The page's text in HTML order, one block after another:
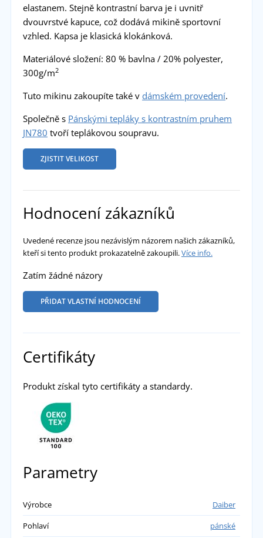
elastanem. Stejně kontrastní barva je i uvnitř
dvouvrstvé kapuce, což dodává mikině sportovní
vzhled. Kapsa je klasická klokánková.
Materiálové složení: 80 % bavlna / 20% polyester,
300g/m2
Tuto mikinu zakoupíte také v dámském provedení.
Společně s Pánskými tepláky s kontrastním pruhem
JN780 tvoří teplákovou soupravu.
ZJISTIT VELIKOST
Hodnocení zákazníků
Uvedené recenze jsou nezávislým názorem našich zákazníků,
kteří si tento produkt prokazatelně zakoupili.Více info.
Zatím žádné názory
PŘIDAT VLASTNÍ HODNOCENÍ
Certifikáty
Produkt získal tyto certifikáty a standardy.
Parametry
Výrobce
Daiber
Pohlaví
pánské